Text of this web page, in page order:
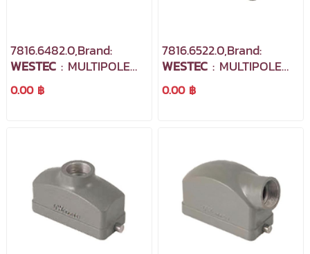
7816.6482.0,Brand:
WESTEC : MULTIPOLE
INDUSTRIAL
CONNECTORS
0.00 ฿
7816.6522.0,Brand:
WESTEC : MULTIPOLE
INDUSTRIAL
CONNECTORS
0.00 ฿